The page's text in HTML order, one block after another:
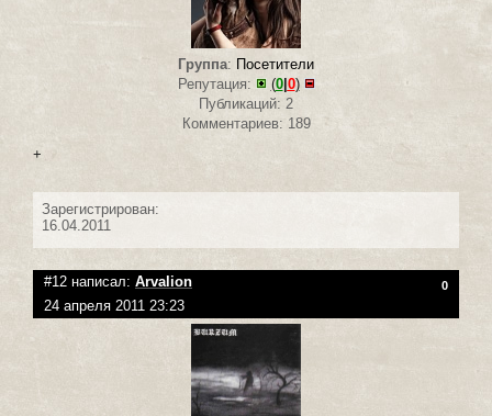
Группа: Посетители
Репутация:
(0|0)
Публикаций: 2
Комментариев: 189
+
Зарегистрирован:
16.04.2011
#12 написал: Arvalion 0
24 апреля 2011 23:23